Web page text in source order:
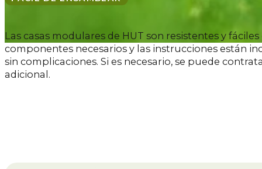
Las casas modulares de HUT son resistentes y
componentes necesarios y las instrucciones están
sin complicaciones. Si es necesario, se puede
adicional.
Quioscos